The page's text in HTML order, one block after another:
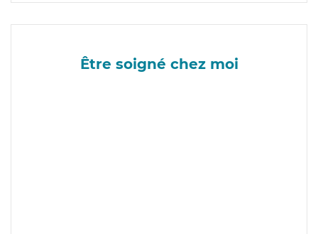
Être soigné chez moi